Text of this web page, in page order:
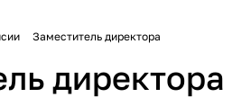
Заместитель директора
директора